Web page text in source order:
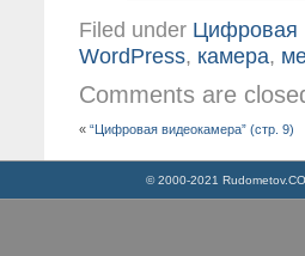
Filed under Цифровая
WordPress, камера,
Comments are
«“Цифровая видеокамера” (стр. 9)
© 2000-2021